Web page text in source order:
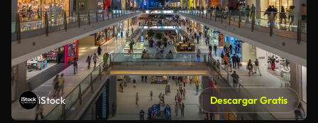
iStock Descargar Gratis